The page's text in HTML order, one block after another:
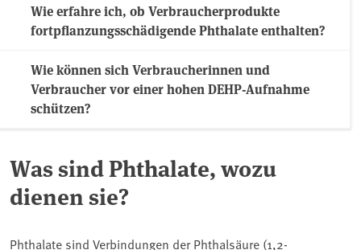
Wie erfahre ich, ob Verbraucherprodukte
fortpflanzungsschädigende Phthalate enthalten?
Wie können sich Verbraucherinnen und
Verbraucher vor einer hohen DEHP-Aufnahme
schützen?
Was sind Phthalate, wozu
dienen sie?
Phthalate sind Verbindungen der Phthalsäure (1,2-